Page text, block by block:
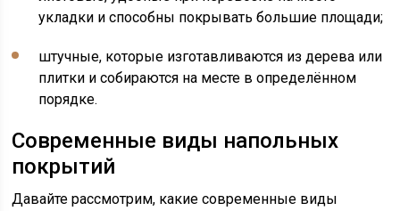
укладки и способны покрывать большие площади;
штучные, которые изготавливаются из дерева или
плитки и собираются на месте в определённом
порядке.
Современные виды напольных
покрытий
Давайте рассмотрим, какие современные виды